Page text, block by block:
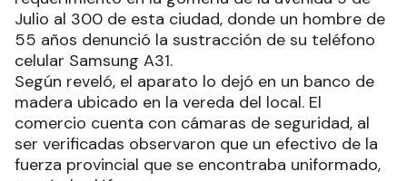
Julio al 300 de esta ciudad, donde un hombre de
55 años denunció la sustracción de su teléfono
celular Samsung A31.
Según reveló, el aparato lo dejó en un banco de
madera ubicado en la vereda del local. El
comercio cuenta con cámaras de seguridad, al
ser verificadas observaron que un efectivo de la
fuerza provincial que se encontraba uniformado,